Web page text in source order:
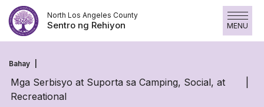
Laktawan
ang
nilalaman
North Los Angeles County
Sentro ng Rehiyon MENU
Bahay
Mga Serbisyo at Suporta sa Camping, Social, at
Recreational